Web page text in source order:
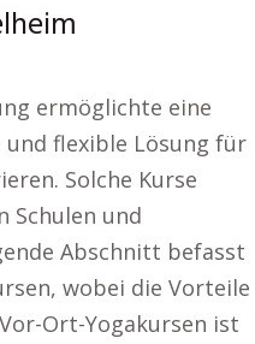
ermöglichte eine
und flexible Lösung für
Solche Kurse
Schulen und
Abschnitt befasst
wobei die Vorteile
Ort-Yogakursen ist